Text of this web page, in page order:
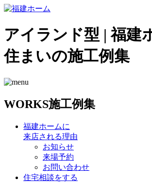
アイランド型 | 福建
住まいの施工例集
WORKS施工例集
福建ホームに
来店される理由
お知らせ
来場予約
お問い合わせ
住宅相談をする